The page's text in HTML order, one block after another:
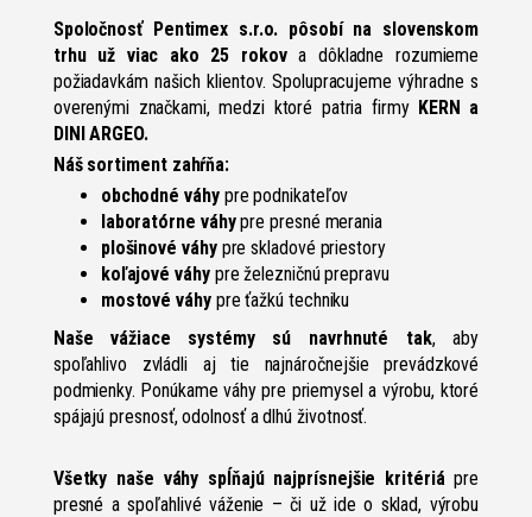
Spoločnosť Pentimex s.r.o. pôsobí na slovenskom
trhu už viac ako 25 rokova dôkladne rozumieme
požiadavkám našich klientov. Spolupracujeme výhradne s
overenými značkami, medzi ktoré patria firmy KERN a
DINI ARGEO.
Náš sortiment zahŕňa:
obchodné váhy pre podnikateľov
laboratórne váhypre presné merania
plošinové váhy pre skladové priestory
koľajové váhy pre železničnú prepravu
mostové váhy pre ťažkú techniku
Naše vážiace systémy sú navrhnuté tak, aby
spoľahlivo zvládli aj tie najnáročnejšie prevádzkové
podmienky. Ponúkame váhy pre priemysel a výrobu, ktoré
spájajú presnosť, odolnosť a dlhú životnosť.
Všetky naše váhy spĺňajú najprísnejšie kritériápre
presné a spoľahlivé váženie – či už ide o sklad, výrobu